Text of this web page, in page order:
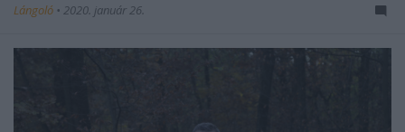
Lángoló • 2020. január 26.